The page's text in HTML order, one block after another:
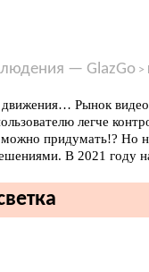
— GlazGo>
Рынок
легче
придумать!? Но
В 2021 году